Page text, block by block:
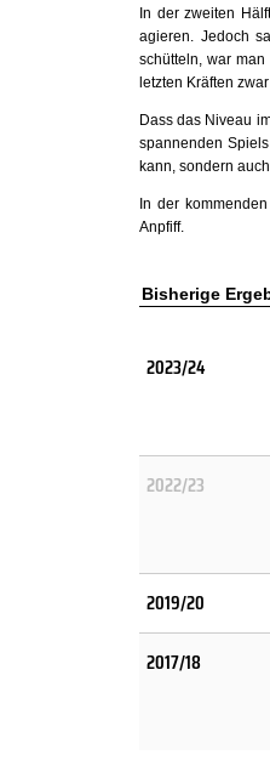
In der zweiten
agieren. Jedoch
schütteln, war
letzten Kräften
Dass das Niveau
spannenden
kann, sondern
In der
Anpfiff.
Bisherige
2023/24
2022/23
2019/20
2017/18